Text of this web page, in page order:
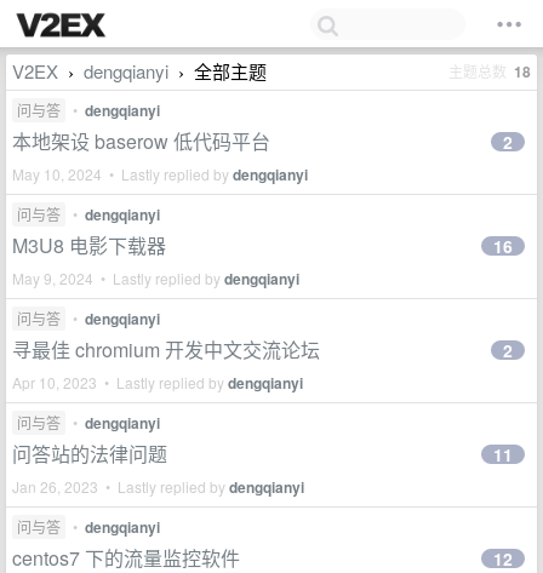
V2EX › dengqianyi › 全部主题 主题总数 18
问与答 • dengqianyi
本地架设 baserow 低代码平台
May 10, 2024 • Lastly replied bydengqianyi
2
问与答 • dengqianyi
M3U8 电影下载器
May 9, 2024 • Lastly replied bydengqianyi
16
问与答 • dengqianyi
寻最佳 chromium 开发中文交流论坛
Apr 10, 2023 • Lastly replied bydengqianyi
2
问与答 • dengqianyi
问答站的法律问题
Jan 26, 2023 • Lastly replied bydengqianyi
11
问与答 • dengqianyi
centos7 下的流量监控软件 12